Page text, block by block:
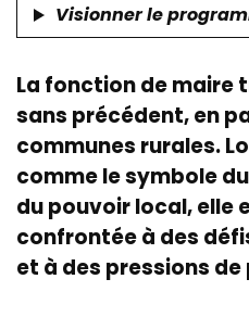
Visionner le
La fonction de maire
sans précédent, en
communes rurales.
comme le symbole
du pouvoir local, elle
confrontée à des
et à des pressions